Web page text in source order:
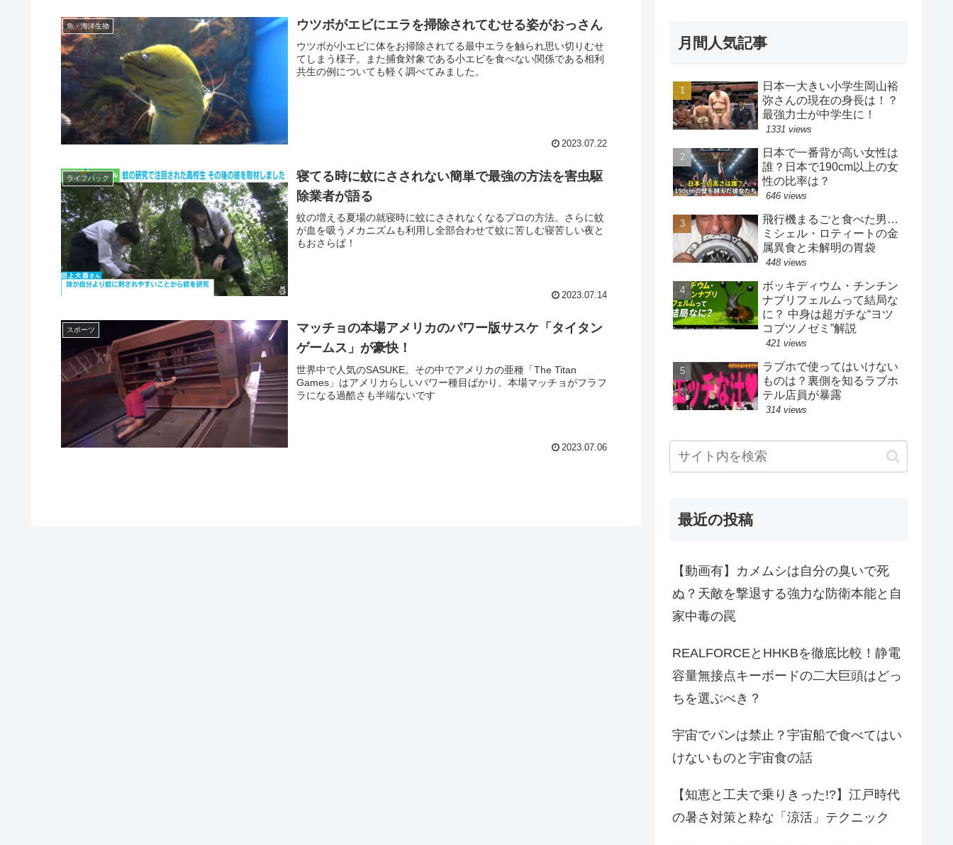
魚・海洋生物 ウツボがエビにエラを掃除されてむせる姿がおっさん
ウツボが小エビに体をお掃除されてる最中エラを触られ思い切りむせ
てしまう様子。また捕食対象である小エビを食べない関係である相利
共生の例についても軽く調べてみました。
2023.07.22
ライフハック
寝てる時に蚊にさされない簡単で最強の方法を害虫駆
除業者が語る
蚊の増える夏場の就寝時に蚊にさされなくなるプロの方法。さらに蚊
が血を吸うメカニズムも利用し全部合わせて蚊に苦しむ寝苦しい夜と
もおさらば！
2023.07.14
スポーツ
マッチョの本場アメリカのパワー版サスケ「タイタン
ゲームス」が豪快！
世界中で人気のSASUKE。その中でアメリカの亜種「The Titan
Games」はアメリカらしいパワー種目ばかり。本場マッチョがフラフ
ラになる過酷さも半端ないです
2023.07.06
月間人気記事
日本一大きい小学生岡山裕
弥さんの現在の身長は！？
最強力士が中学生に！
1331 views
日本で一番背が高い女性は
誰？日本で190cm以上の女
性の比率は？
646 views
飛行機まるごと食べた男…
ミシェル・ロティートの金
属異食と未解明の胃袋
448 views
ボッキディウム・チンチン
ナブリフェルムって結局な
に？ 中身は超ガチな“ヨツ
コブツノゼミ”解説
421 views
ラブホで使ってはいけない
ものは？裏側を知るラブホ
テル店員が暴露
314 views
最近の投稿
【動画有】カメムシは自分の臭いで死
ぬ？天敵を撃退する強力な防衛本能と自
家中毒の罠
REALFORCEとHHKBを徹底比較！静電
容量無接点キーボードの二大巨頭はどっ
ちを選ぶべき？
宇宙でパンは禁止？宇宙船で食べてはい
けないものと宇宙食の話
【知恵と工夫で乗りきった!?】江戸時代
の暑さ対策と粋な「涼活」テクニック